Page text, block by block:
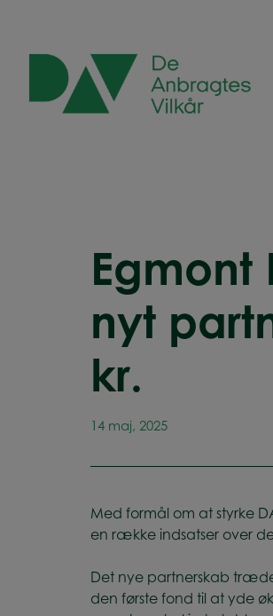
indholdet
nyt
kr.
14 maj, 2025
Med formål om at styrke
en række indsatser over
Det nye partnerskab
den første fond til at yde